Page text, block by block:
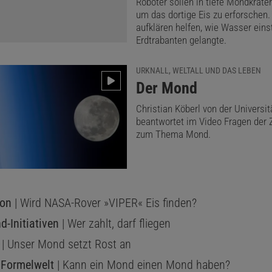
Mikroquasar – Gammastrahlen und Jets
kosmischen Seekuh
Noch kein Abo? Jetzt abonnieren!
Ausgabe als PDF-Download (EUR 6,99)
des 6,0 mag hellen HIP 9533 im Sternbild Widder
durch den Mond ereignen sich wegen der relativ
an verschiedenen Beobachtungsorten zu
um das dortige Eis zu
aufklären helfen, wie Wasser
Erdtrabanten gelangte.
URKNALL, WELTALL UND DAS LEBEN
:
Der Mond
Christian Köberl von der
beantwortet im Video Fragen der
zum Thema Mond.
| Wird NASA-Rover »VIPER« Eis finden?
Initiativen | Wer zahlt, darf fliegen
Unser Mond setzt Rost an
| Kann ein Mond einen Mond haben?